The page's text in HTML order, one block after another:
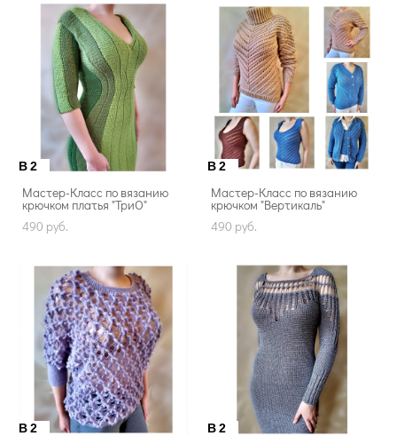
B2
Мастер-Класс по вязанию
крючком платья "ТриО"
490 pуб.
B2
Мастер-Класс по вязанию
крючком "Вертикаль"
490 pуб.
B2 B2